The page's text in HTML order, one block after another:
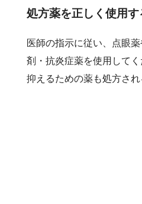
処方薬を正しく使用す
医師の指示に従い、点眼
剤・抗炎症薬を使用して
抑えるための薬も処方され